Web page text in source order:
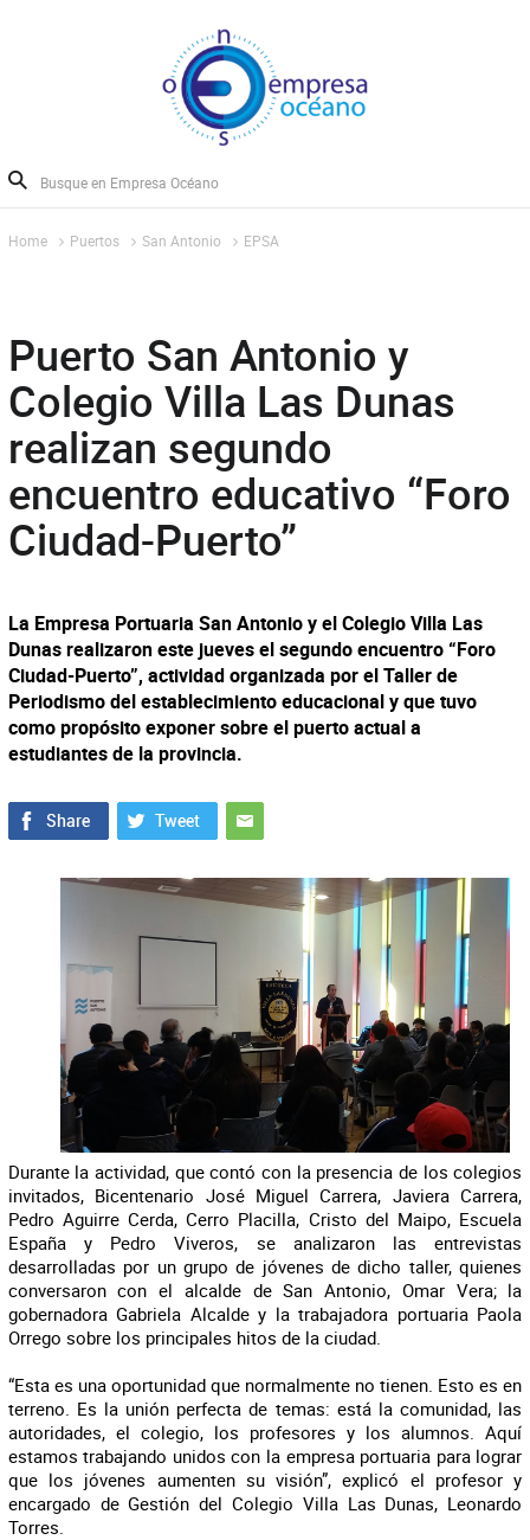
Home Puertos San Antonio EPSA
Puerto San Antonio y
Colegio Villa Las Dunas
realizan segundo
encuentro educativo “Foro
Ciudad-Puerto”
La Empresa Portuaria San Antonio y el Colegio Villa Las
Dunas realizaron este jueves el segundo encuentro “Foro
Ciudad-Puerto”, actividad organizada por el Taller de
Periodismo del establecimiento educacional y que tuvo
como propósito exponer sobre el puerto actual a
estudiantes de la provincia.
Durante la actividad, que contó con la presencia de los colegios
invitados, Bicentenario José Miguel Carrera, Javiera Carrera,
Pedro Aguirre Cerda, Cerro Placilla, Cristo del Maipo, Escuela
España y Pedro Viveros, se analizaron las entrevistas
desarrolladas por un grupo de jóvenes de dicho taller, quienes
conversaron con el alcalde de San Antonio, Omar Vera; la
gobernadora Gabriela Alcalde y la trabajadora portuaria Paola
Orrego sobre los principales hitos de la ciudad.
“Esta es una oportunidad que normalmente no tienen. Esto es en
terreno. Es la unión perfecta de temas: está la comunidad, las
autoridades, el colegio, los profesores y los alumnos. Aquí
estamos trabajando unidos con la empresa portuaria para lograr
que los jóvenes aumenten su visión”, explicó el profesor y
encargado de Gestión del Colegio Villa Las Dunas, Leonardo
Torres.